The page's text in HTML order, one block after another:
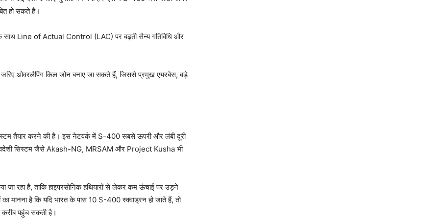
हो सकते हैं।
के साथ Line of Actual Control (LAC) पर बढ़ती सैन्य गतिविधि और
ओवरलैपिंग किल जोन बनाए जा सकते हैं, जिससे प्रमुख एयरबेस, बड़े
तैयार करने की है। इस नेटवर्क में S-400 सबसे ऊपरी और लंबी दूरी
सिस्टम जैसे Akash-NG, MRSAM और Project Kusha भी
जा रहा है, ताकि हाइपरसोनिक हथियारों से लेकर कम ऊंचाई पर उड़ने
मानना है कि यदि भारत के पास 10 S-400 स्क्वाड्रन हो जाते हैं, तो
पहुंच सकती है।